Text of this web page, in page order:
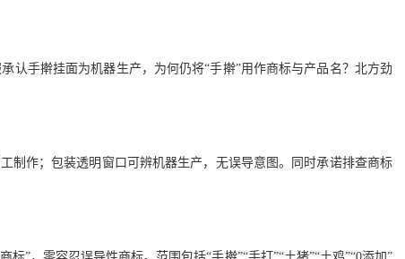
认手擀挂面为机器生产，为何仍将“手擀”用作商标与产品名？北方劲
制作；包装透明窗口可辨机器生产，无误导意图。同时承诺排查商标